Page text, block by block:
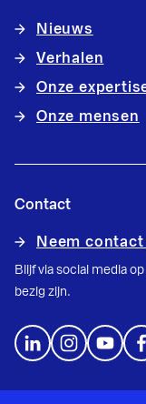
Nieuws
Verhalen
Onze
Onze mensen
Contact
Neem contact
Blijf via social media
bezig zijn.